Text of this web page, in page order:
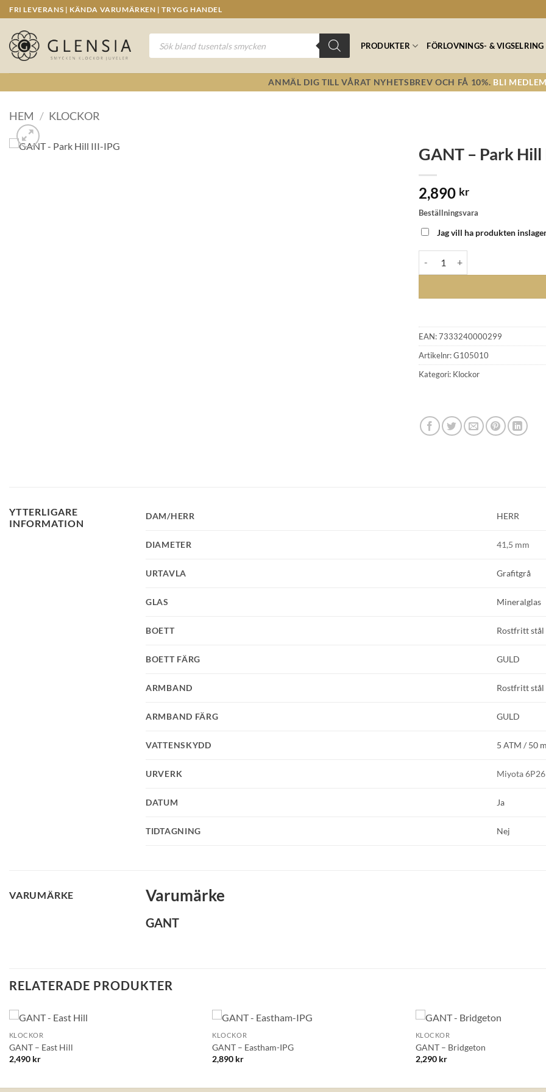
Skip
to
content
FRI LEVERANS | KÄNDA VARUMÄRKEN | TRYGG HANDEL
Produktsökning
PRODUKTER FÖRLOVNINGS- & VIGSELRING
ANMÄL DIG TILL VÅRAT NYHETSBREV OCH FÅ 10%. BLI
HEM / KLOCKOR
GANT – Park Hill
2,890 kr
Beställningsvara
Jag vill ha produkten
EAN:7333240000299
Artikelnr:G105010
Kategori: Klockor
YTTERLIGARE
INFORMATION
DAM/HERR HERR
DIAMETER 41,5 mm
URTAVLA Grafitgrå
GLAS Mineralglas
BOETT Rostfritt stål
BOETT FÄRG GULD
ARMBAND Rostfritt stål
ARMBAND FÄRG GULD
VATTENSKYDD 5 ATM / 50
URVERK Miyota 6P26
DATUM Ja
TIDTAGNING Nej
VARUMÄRKE Varumärke
GANT
RELATERADE PRODUKTER
+
KLOCKOR
GANT – East Hill
2,490 kr
+
KLOCKOR
GANT – Eastham-IPG
2,890 kr
+
KLOCKOR
GANT – Bridgeton
2,290 kr
GLENSIA KUNDKLUBB